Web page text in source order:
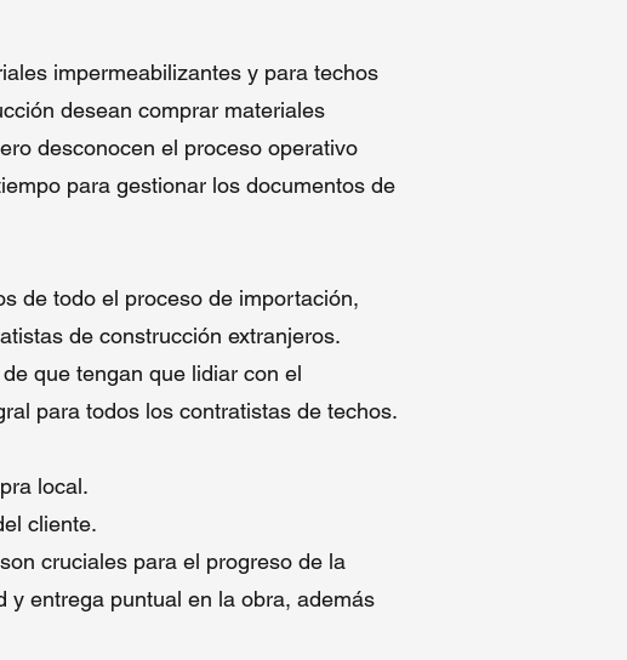
impermeabilizantes y para techos
desean comprar materiales
desconocen el proceso operativo
para gestionar los documentos de
de todo el proceso de importación,
de construcción extranjeros.
que tengan que lidiar con el
para todos los contratistas de techos.
local.
cliente.
cruciales para el progreso de la
y entrega puntual en la obra, además